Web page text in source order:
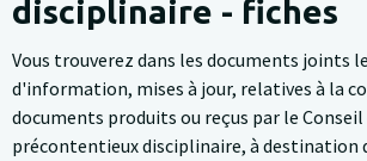
disciplinaire - fiches
Vous trouverez dans les documents joints
d'information, mises à jour, relatives à la
documents produits ou reçus par le Conseil
précontentieux disciplinaire, à destination